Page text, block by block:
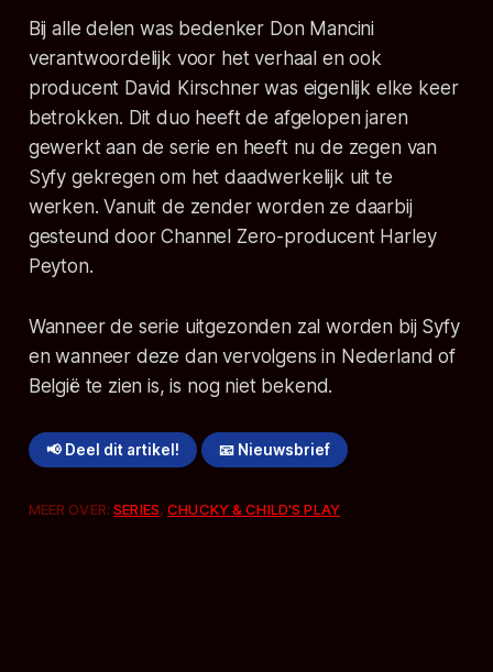
Bij alle delen was bedenker Don Mancini
verantwoordelijk voor het verhaal en ook
producent David Kirschner was eigenlijk elke keer
betrokken. Dit duo heeft de afgelopen jaren
gewerkt aan de serie en heeft nu de zegen van
Syfy gekregen om het daadwerkelijk uit te
werken. Vanuit de zender worden ze daarbij
gesteund door Channel Zero-producent Harley
Peyton.
Wanneer de serie uitgezonden zal worden bij Syfy
en wanneer deze dan vervolgens in Nederland of
België te zien is, is nog niet bekend.
📢 Deel dit artikel! 📧 Nieuwsbrief
MEER OVER:SERIES,CHUCKY & CHILD'S PLAY